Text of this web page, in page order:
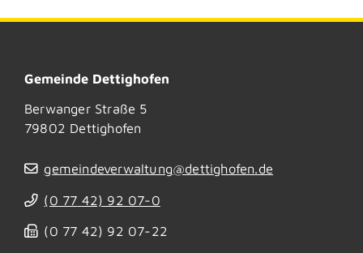
Gemeinde Dettighofen
Berwanger Straße 5
79802 Dettighofen
gemeindeverwaltung@dettighofen.de
(0 77 42) 92 07-0
(0 77 42) 92 07-22